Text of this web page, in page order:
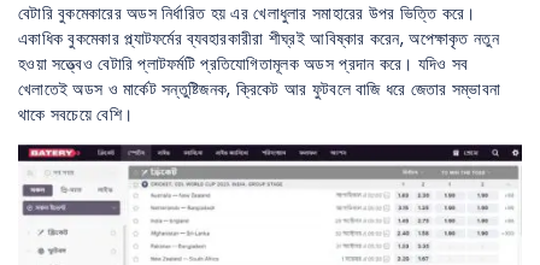
বেটারি বুকমেকারের অডস নির্ধারিত হয় এর খেলাধুলার সমাহারের উপর ভিত্তি করে।
একাধিক বুকমেকার প্ল্যাটফর্মের ব্যবহারকারীরা শীঘ্রই আবিষ্কার করেন, অপেক্ষাকৃত নতুন
হওয়া সত্ত্বেও বেটারি প্লাটফর্মটি প্রতিযোগিতামূলক অডস প্রদান করে। যদিও সব
খেলাতেই অডস ও মার্কেট সন্তুষ্টিজনক, ক্রিকেট আর ফুটবলে বাজি ধরে জেতার সম্ভাবনা
থাকে সবচেয়ে বেশি।